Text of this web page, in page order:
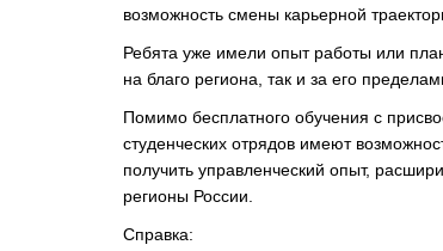
возможность смены карьерной
Ребята уже имели опыт работы или
на благо региона, так и за его
Помимо бесплатного обучения с
студенческих отрядов имеют
получить управленческий опыт,
регионы России.
Справка: